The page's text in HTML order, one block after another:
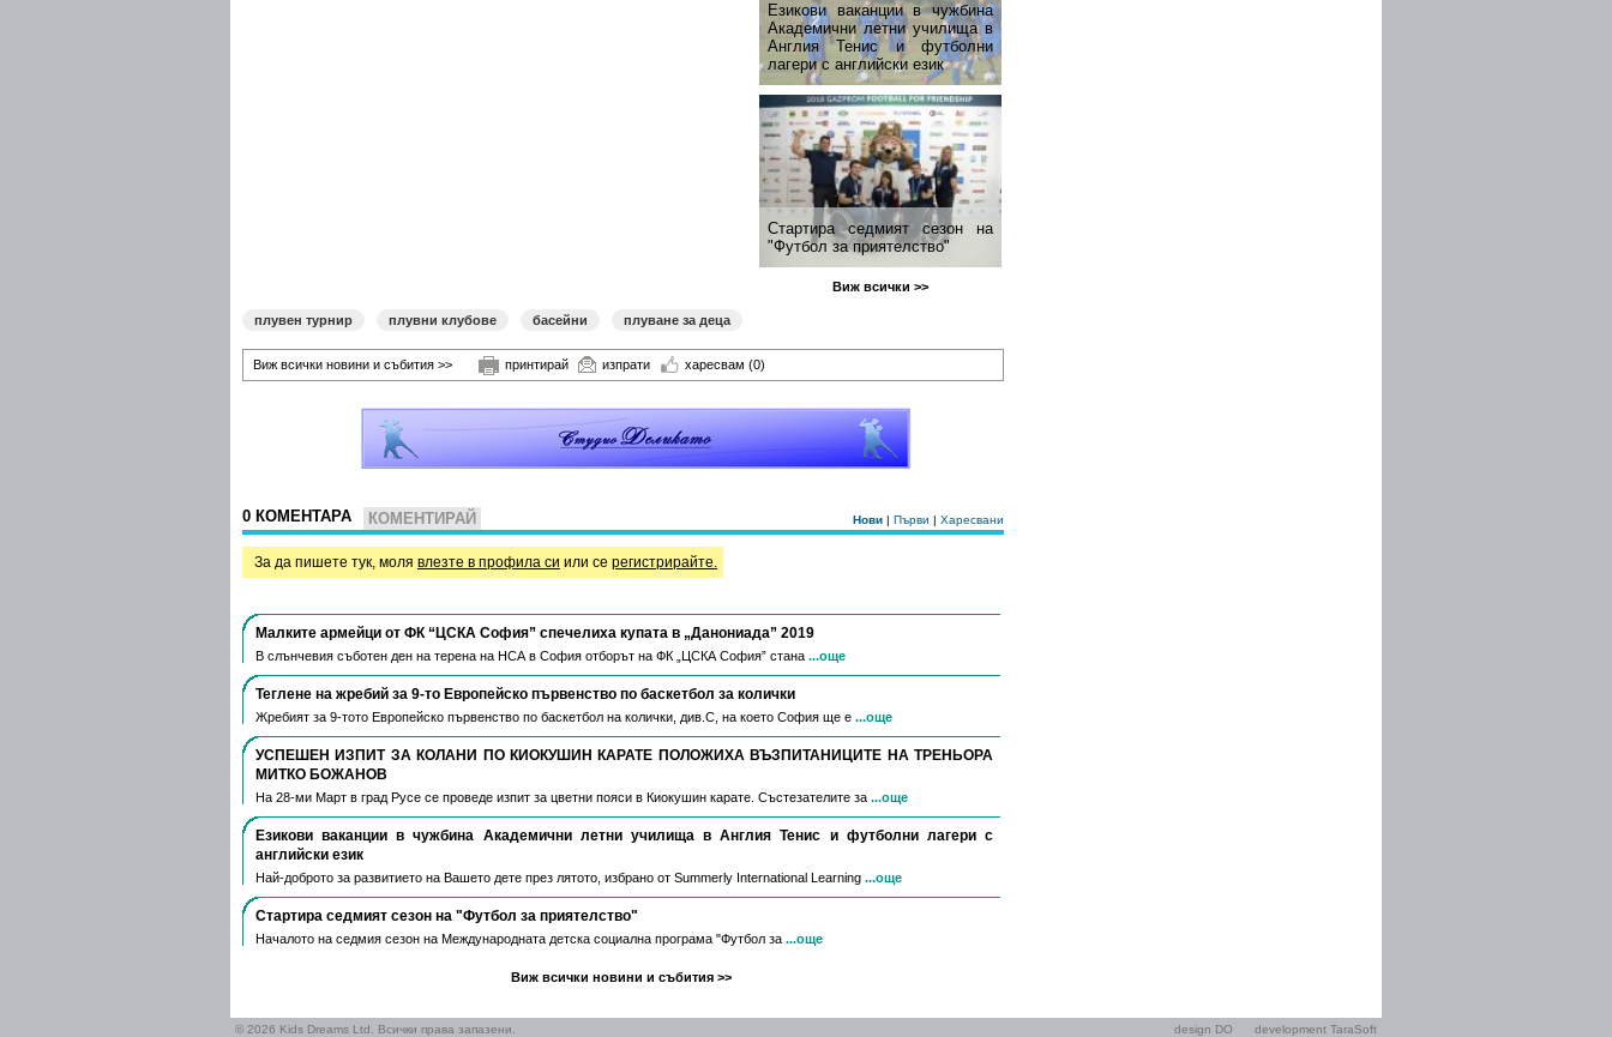
Езикови ваканции​ в чужбина
Академични летни училища в
Англия Тенис и футболни
лагери с английски език
Стартира седмият сезон на
"Футбол за приятелство"
Виж всички >>
плувен турнир плувни клубове басейни плуване за деца
Виж всички новини и събития >> принтирай изпрати харесвам (0)
0 КОМЕНТАРА КОМЕНТИРАЙ Нови | Първи | Харесвани
За да пишете тук, моля влезте в профила си или се регистрирайте.
Малките армейци от ФК “ЦСКА София” спечелиха купата в „Данониада” 2019
В слънчевия съботен ден на терена на НСА в София отборът на ФК „ЦСКА София” стана ...още
Теглене на жребий за 9-то Европейско първенство по баскетбол за колички
Жребият за 9-тото Европейско първенство по баскетбол на колички, див.С, на което София ще е ...още
УСПЕШЕН ИЗПИТ ЗА КОЛАНИ ПО КИОКУШИН КАРАТЕ ПОЛОЖИХА ВЪЗПИТАНИЦИТЕ НА ТРЕНЬОРА
МИТКО БОЖАНОВ
На 28-ми Март в град Русе се проведе изпит за цветни пояси в Киокушин карате. Състезателите за ...още
Езикови ваканции​ в чужбина Академични летни училища в Англия Тенис и футболни лагери с
английски език
Най-доброто за развитието на Вашето дете през лятото, избрано от Summerly International Learning ...още
Стартира седмият сезон на "Футбол за приятелство"
Началото на седмия сезон на Международната детска социална програма "Футбол за ...още
Виж всички новини и събития >>
© 2026 Kids Dreams Ltd. Всички права запазени. design DO development TaraSoft